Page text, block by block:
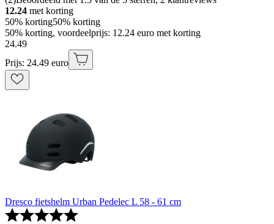
12.24 met korting
50% korting50% korting
50% korting, voordeelprijs: 12.24 euro met korting
24.49
Prijs: 24.49 euro
Dresco fietshelm Urban Pedelec L 58 - 61 cm